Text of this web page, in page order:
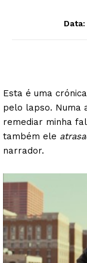
Data:
Esta é uma
pelo lapso. Numa
remediar minha
também ele
narrador.